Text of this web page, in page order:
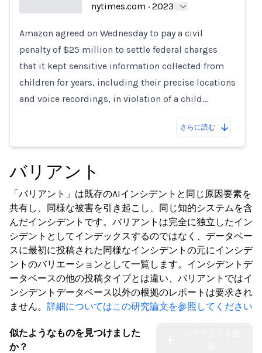
Loading...
nytimes.com · 2023
Amazon agreed on Wednesday to pay a civil
penalty of $25 million to settle federal charges
that it kept sensitive information collected from
children for years, including their precise locations
and voice recordings, in violation of a child…
さらに読む
バリアント
「バリアント」は既存のAIインシデントと同じ原因要素を
共有し、同様な被害を引き起こし、同じ知的システムを含
んだインシデントです。バリアントは完全に独立したイン
シデントとしてインデックスするのではなく、データベー
スに最初に投稿された同様なインシデントの元にインシデ
ントのバリエーションとして一覧します。インシデントデ
ータベースの他の投稿タイプとは違い、バリアントではイ
ンシデントデータベース以外の根拠のレポートは要求され
ません。 詳細についてはこの研究論文を参照してください
似たようなものを見つけました
か？